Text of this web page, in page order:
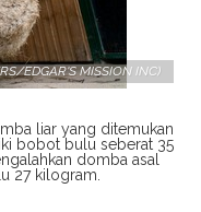
EDGAR'S MISSION INC)
liar yang ditemukan
bobot bulu seberat 35
domba asal
27 kilogram.